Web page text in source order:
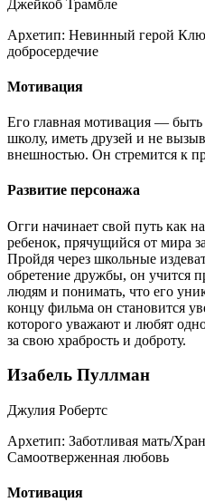
Джейкоб Трамбле
Архетип: Невинный герой
добросердечие
Мотивация
Его главная мотивация —
школу, иметь друзей и не
внешностью. Он стремится к
Развитие персонажа
Огги начинает свой путь как
ребенок, прячущийся от мира
Пройдя через школьные
обретение дружбы, он учится
людям и понимать, что его
концу фильма он становится
которого уважают и любят
за свою храбрость и доброту.
Изабель Пуллман
Джулия Робертс
Архетип: Заботливая мать/
Самоотверженная любовь
Мотивация